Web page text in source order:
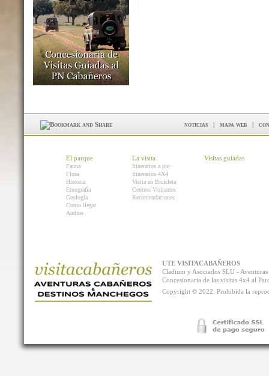
noticias | mapa web |
El parque
Fauna
Flora
Historia
Etnografía
Geología
Como llegar
Audios
La visita
Itinerarios a pie
Itinerarios 4X4
Visita en Bicicleta
Centros Visitantes
Recomendaciones
Visitas guiadas
UTE VISITACABAÑEROS
Cladium y Asociados SLU -
Concesionaria de las visitas 4x4 al
Copyright © 2022. Prohibida la